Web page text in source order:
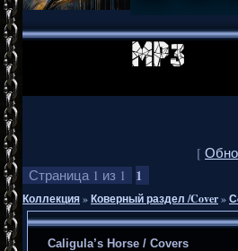
[
Страница 1 из 1 1
Коллекция»Коверный раздел /Cover»
Caligula’s Horse / Covers